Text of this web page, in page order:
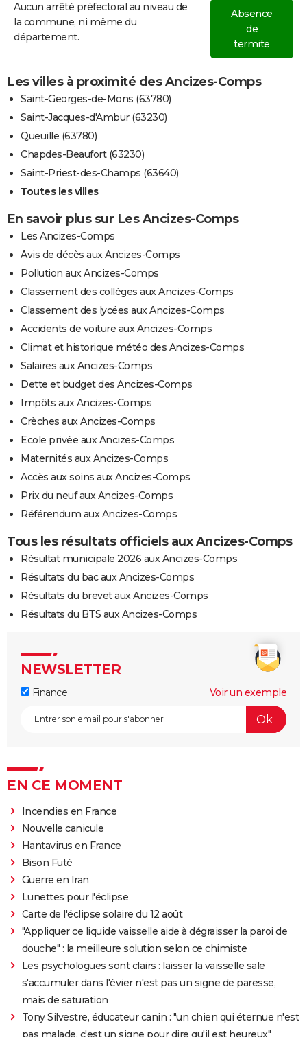
Aucun arrêté préfectoral au niveau de
la commune, ni même du
département.
Absence
de
termite
Les villes à proximité des Ancizes-Comps
Saint-Georges-de-Mons (63780)
Saint-Jacques-d'Ambur (63230)
Queuille (63780)
Chapdes-Beaufort (63230)
Saint-Priest-des-Champs (63640)
Toutes les villes
En savoir plus sur Les Ancizes-Comps
Les Ancizes-Comps
Avis de décès aux Ancizes-Comps
Pollution aux Ancizes-Comps
Classement des collèges aux Ancizes-Comps
Classement des lycées aux Ancizes-Comps
Accidents de voiture aux Ancizes-Comps
Climat et historique météo des Ancizes-Comps
Salaires aux Ancizes-Comps
Dette et budget des Ancizes-Comps
Impôts aux Ancizes-Comps
Crèches aux Ancizes-Comps
Ecole privée aux Ancizes-Comps
Maternités aux Ancizes-Comps
Accès aux soins aux Ancizes-Comps
Prix du neuf aux Ancizes-Comps
Référendum aux Ancizes-Comps
Tous les résultats officiels aux Ancizes-Comps
Résultat municipale 2026 aux Ancizes-Comps
Résultats du bac aux Ancizes-Comps
Résultats du brevet aux Ancizes-Comps
Résultats du BTS aux Ancizes-Comps
NEWSLETTER
Finance Voir un exemple
EN CE MOMENT
Incendies en France
Nouvelle canicule
Hantavirus en France
Bison Futé
Guerre en Iran
Lunettes pour l'éclipse
Carte de l'éclipse solaire du 12 août
"Appliquer ce liquide vaisselle aide à dégraisser la paroi de
douche" : la meilleure solution selon ce chimiste
Les psychologues sont clairs : laisser la vaisselle sale
s'accumuler dans l'évier n'est pas un signe de paresse,
mais de saturation
Tony Silvestre, éducateur canin : "un chien qui éternue n'est
pas malade, c'est un signe pour dire qu'il est heureux"